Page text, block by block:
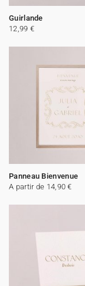
Guirlande
12,99 €
Panneau Bienvenue
A partir de 14,90 €